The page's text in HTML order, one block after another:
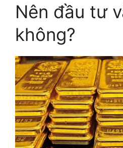
Nên đầu tư
không?